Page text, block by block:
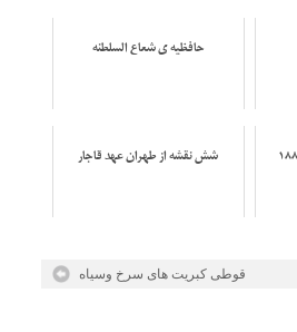
حافظیه ی شعاع السلطنه
شش نقشه از طهران عهد قاجار
قوطی کبریت های سرخ وسیاه